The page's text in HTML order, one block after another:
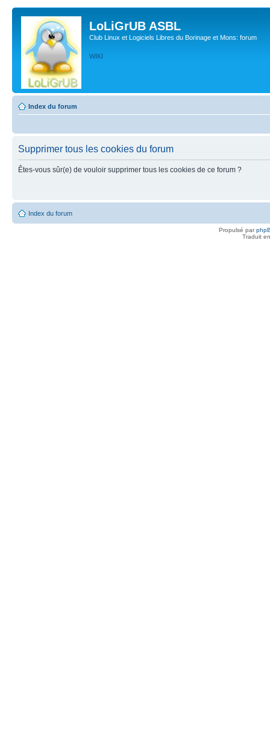
LoLiGrUB ASBL
Club Linux et Logiciels Libres du Borinage et Mons: forum
WIKI
Index du forum
Supprimer tous les cookies du forum
Êtes-vous sûr(e) de vouloir supprimer tous les cookies de ce forum ?
Index du forum
Propulsé par
Traduit